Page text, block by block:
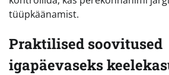
tüüpkäänamist.
Praktilised soovitused
igapäevaseks